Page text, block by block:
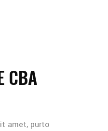
CBA
amet, purto